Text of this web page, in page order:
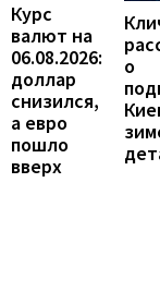
Курс
валют на
06.08.2026:
доллар
снизился,
а евро
пошло
вверх
о